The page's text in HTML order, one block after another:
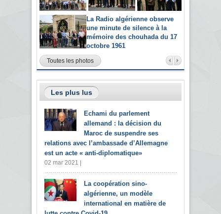
La Radio algérienne observe
une minute de silence à la
mémoire des chouhada du 17
octobre 1961
Toutes les photos
Les plus lus
Echami du parlement
allemand : la décision du
Maroc de suspendre ses
relations avec l’ambassade d’Allemagne
est un acte « anti-diplomatique»
02 mar 2021 |
La coopération sino-
algérienne, un modèle
international en matière de